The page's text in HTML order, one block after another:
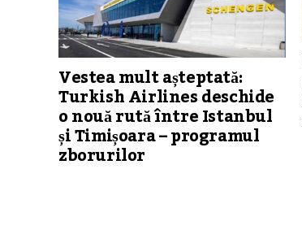
Vestea mult așteptată:
Turkish Airlines deschide
o nouă rută între Istanbul
și Timișoara – programul
zborurilor